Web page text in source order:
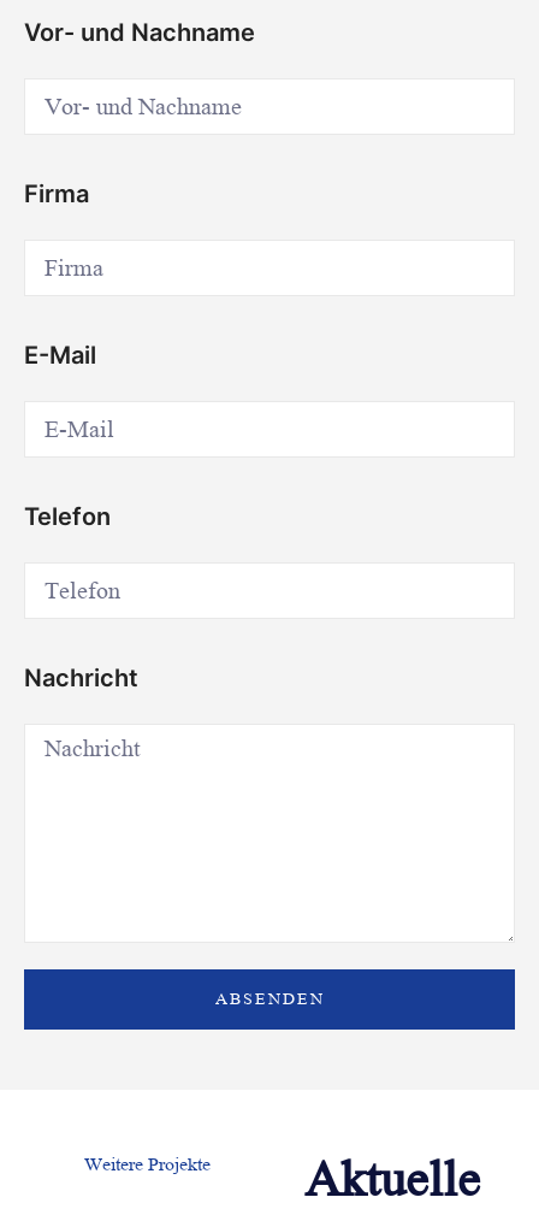
Vor- und Nachname
Firma
E-Mail
Telefon
Nachricht
ABSENDEN
Weitere Projekte
Aktuelle